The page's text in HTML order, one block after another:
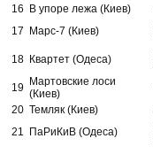
16
В упоре лежа (Киев)
17
Марс-7 (Киев)
18 Квартет (Одеса)
19
Мартовские лоси
(Киев)
20 Темляк (Киев)
21
ПаРиКиВ (Одеса)